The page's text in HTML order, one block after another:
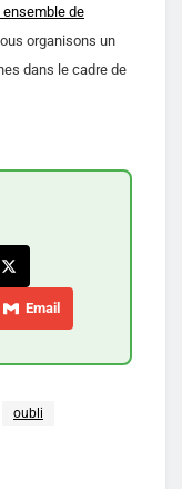
ensemble de
organisons un
dans le cadre de
Email
oubli